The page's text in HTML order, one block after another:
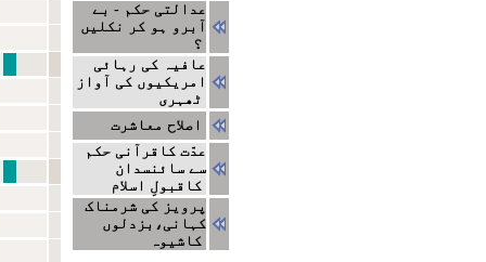
عدالتی حکم - بے
آبرو ہو کر نکلیں
؟
عافیہ کی رہائی
امریکیوں کی آواز
ٹھہری
اصلاح معاشرت
عدّت کاقرآنی حکم
سے سائنسدان
کاقبولِ اسلام
پرویز کی شرمناک
کہانی،بزدلوں
کاشیوہ